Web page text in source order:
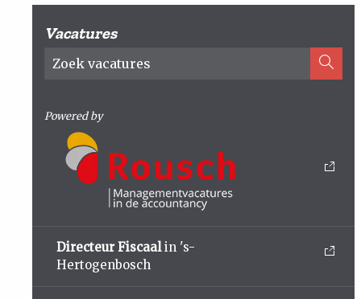
Vacatures
Powered by
Directeur Fiscaalin 's-
Hertogenbosch